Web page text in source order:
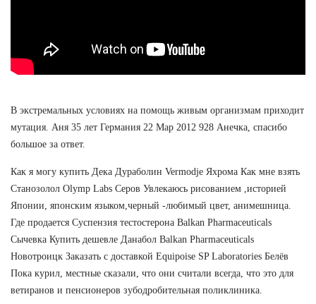
В экстремальных условиях на помощь живым организмам приходит
мутация. Аня 35 лет Германия 22 Мар 2012 928 Анечка, спасибо
большое за ответ.
Как я могу купить Дека Дураболин Vermodje Яхрома Как мне взять
Станозолол Olymp Labs Серов Увлекаюсь рисованием ,историей
Японии, японским языком,черный -любимый цвет, анимешница.
Где продается Суспензия тестостерона Balkan Pharmaceuticals
Сычевка Купить дешевле Данабол Balkan Pharmaceuticals
Новотроицк Заказать с доставкой Equipoise SP Laboratories Белёв
Пока курил, местные сказали, что они считали всегда, что это для
ветиранов и пенсионеров зубодробительная поликлиника.